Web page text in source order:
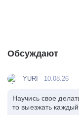
Обсуждают
YURI 10.08.26
Научись свое
то выезжать